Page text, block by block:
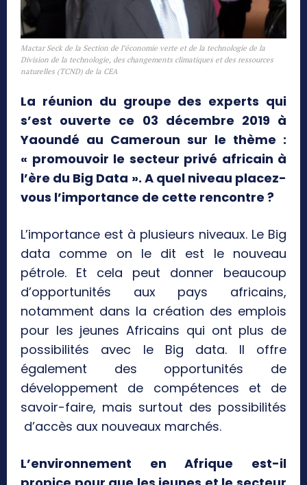
Mactar Seck de la Section de l’économie verte et de la technologie de la
Division de la technologie, des changements climatiques et des ressources
naturelles (TCND) de la CEA
La réunion du groupe des experts qui
s’est ouverte ce 03 décembre 2019 à
Yaoundé au Cameroun sur le thème :
« promouvoir le secteur privé africain à
l’ère du Big Data ». A quel niveau placez-
vous l’importance de cette rencontre ?
L’importance est à plusieurs niveaux. Le Big
data comme on le dit est le nouveau
pétrole. Et cela peut donner beaucoup
d’opportunités aux pays africains,
notamment dans la création des emplois
pour les jeunes Africains qui ont plus de
possibilités avec le Big data. Il offre
également des opportunités de
développement de compétences et de
savoir-faire, mais surtout des possibilités
d’accès aux nouveaux marchés.
L’environnement en Afrique est-il